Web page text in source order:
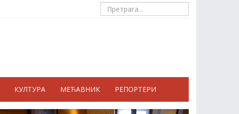
КУЛТУРА МЕЋАВНИК РЕПОРТЕРИ